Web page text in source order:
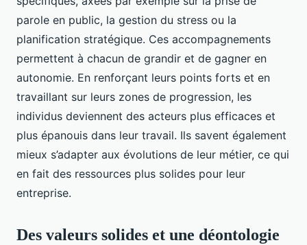
parole en public, la gestion du stress ou la
planification stratégique. Ces accompagnements
permettent à chacun de grandir et de gagner en
autonomie. En renforçant leurs points forts et en
travaillant sur leurs zones de progression, les
individus deviennent des acteurs plus efficaces et
plus épanouis dans leur travail. Ils savent également
mieux s’adapter aux évolutions de leur métier, ce qui
en fait des ressources plus solides pour leur
entreprise.
Des valeurs solides et une déontologie